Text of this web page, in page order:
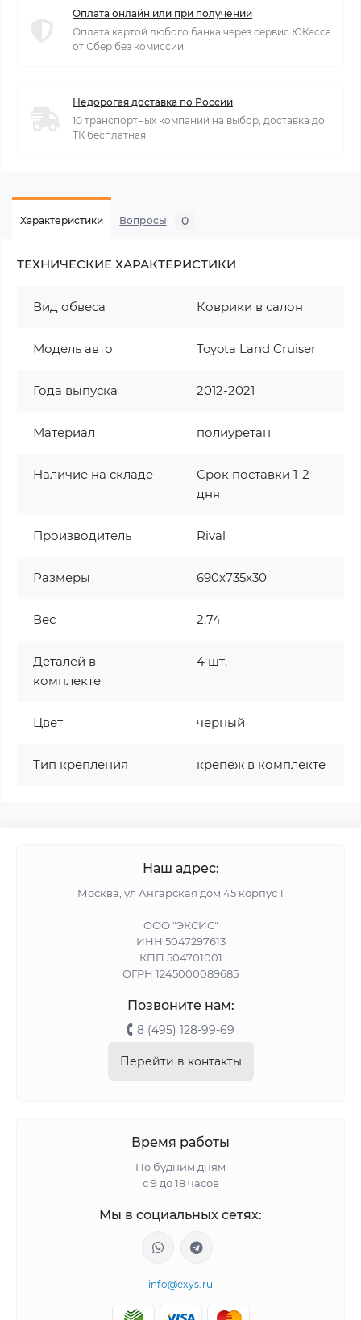
Оплата онлайн или при получении
Оплата картой любого банка через сервис ЮКасса
от Сбер без комиссии
Недорогая доставка по России
10 транспортных компаний на выбор, доставка до
ТК бесплатная
Характеристики Вопросы 0
ТЕХНИЧЕСКИЕ ХАРАКТЕРИСТИКИ
Вид обвеса Коврики в салон
Модель авто Toyota Land Cruiser
Года выпуска 2012-2021
Материал полиуретан
Наличие на складе
Срок поставки 1-2
дня
Производитель Rival
Размеры 690x735x30
Вес 2.74
Деталей в
комплекте
4 шт.
Цвет черный
Тип крепления крепеж в комплекте
Наш адрес:
Москва, ул Ангарская дом 45 корпус 1
ООО "ЭКСИС"
ИНН 5047297613
КПП 504701001
ОГРН 1245000089685
Позвоните нам:
8 (495) 128-99-69
Перейти в контакты
Время работы
По будним дням
с 9 до 18 часов
Мы в социальных сетях:
info@exys.ru